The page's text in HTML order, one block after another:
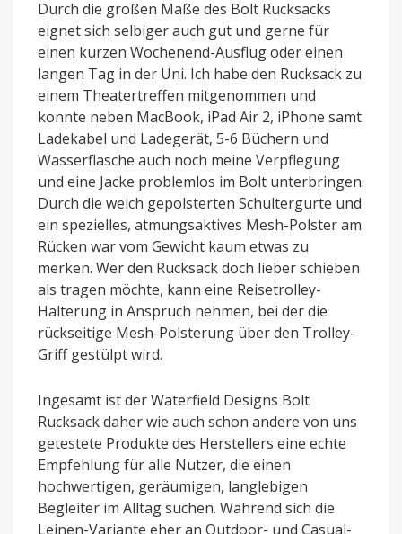
Durch die großen Maße des Bolt Rucksacks
eignet sich selbiger auch gut und gerne für
einen kurzen Wochenend-Ausflug oder einen
langen Tag in der Uni. Ich habe den Rucksack zu
einem Theatertreffen mitgenommen und
konnte neben MacBook, iPad Air 2, iPhone samt
Ladekabel und Ladegerät, 5-6 Büchern und
Wasserflasche auch noch meine Verpflegung
und eine Jacke problemlos im Bolt unterbringen.
Durch die weich gepolsterten Schultergurte und
ein spezielles, atmungsaktives Mesh-Polster am
Rücken war vom Gewicht kaum etwas zu
merken. Wer den Rucksack doch lieber schieben
als tragen möchte, kann eine Reisetrolley-
Halterung in Anspruch nehmen, bei der die
rückseitige Mesh-Polsterung über den Trolley-
Griff gestülpt wird.
Ingesamt ist der Waterfield Designs Bolt
Rucksack daher wie auch schon andere von uns
getestete Produkte des Herstellers eine echte
Empfehlung für alle Nutzer, die einen
hochwertigen, geräumigen, langlebigen
Begleiter im Alltag suchen. Während sich die
Leinen-Variante eher an Outdoor- und Casual-